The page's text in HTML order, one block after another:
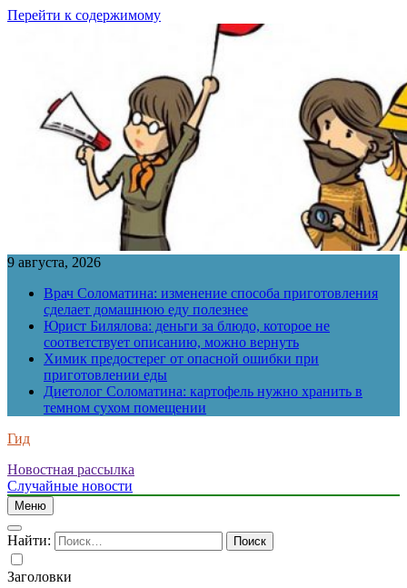
Перейти к содержимому
9 августа, 2026
Врач Соломатина: изменение способа приготовления
сделает домашнюю еду полезнее
Юрист Билялова: деньги за блюдо, которое не
соответствует описанию, можно вернуть
Химик предостерег от опасной ошибки при
приготовлении еды
Диетолог Соломатина: картофель нужно хранить в
темном сухом помещении
Гид
Новостная рассылка
Случайные новости
Меню
Найти:
Заголовки